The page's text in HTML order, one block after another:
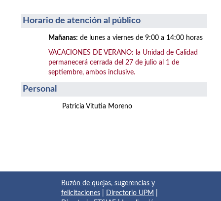
Horario de atención al público
Mañanas: de lunes a viernes de 9:00 a 14:00 horas
VACACIONES DE VERANO: la Unidad de Calidad
permanecerá cerrada del 27 de julio al 1 de
septiembre, ambos inclusive.
Personal
Patricia Vitutia Moreno
Buzón de quejas, sugerencias y
felicitaciones
Directorio UPM